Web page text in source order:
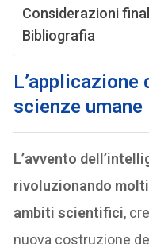
Considerazioni
Bibliografia
L’applicazione
scienze umane
L’avvento
rivoluzionando
ambiti scientifici,
nuova costruzione